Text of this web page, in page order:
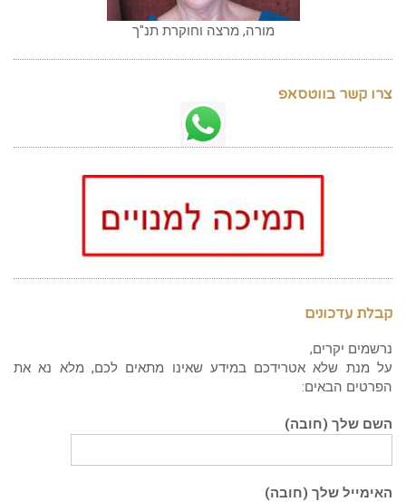
מורה, מרצה וחוקרת תנ"ך
צרו קשר בווטסאפ
קבלת עדכונים
נרשמים יקרים,
על מנת שלא אטרידכם במידע שאינו מתאים לכם, מלא נא את
הפרטים הבאים:
השם שלך (חובה)
האימייל שלך (חובה)